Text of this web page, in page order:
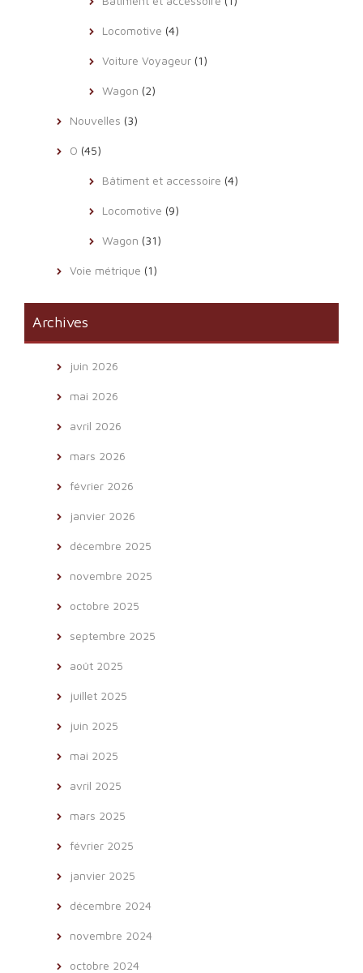
Locomotive (4)
Voiture Voyageur (1)
Wagon (2)
Nouvelles (3)
O (45)
Bâtiment et accessoire (4)
Locomotive (9)
Wagon (31)
Voie métrique (1)
Archives
juin 2026
mai 2026
avril 2026
mars 2026
février 2026
janvier 2026
décembre 2025
novembre 2025
octobre 2025
septembre 2025
août 2025
juillet 2025
juin 2025
mai 2025
avril 2025
mars 2025
février 2025
janvier 2025
décembre 2024
novembre 2024
octobre 2024